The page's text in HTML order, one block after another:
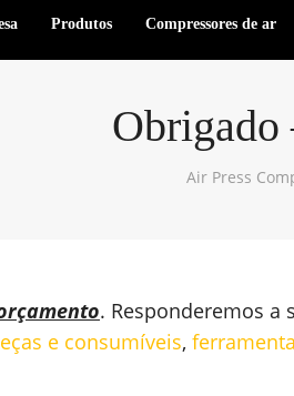
Produtos Compressores de ar
Obrigado
Air Press
. Responderemos a
e consumíveis,